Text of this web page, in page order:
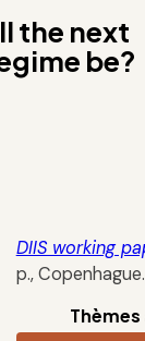
the next
be?
DIIS working
p., Copenhague.